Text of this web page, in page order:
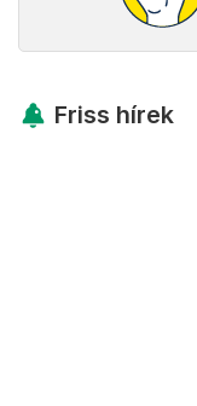
Friss hírek